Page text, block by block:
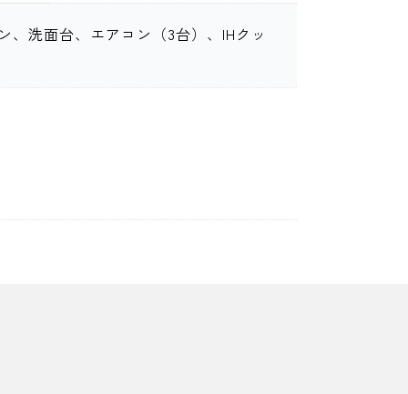
洗面台、エアコン（3台）、IHクッ